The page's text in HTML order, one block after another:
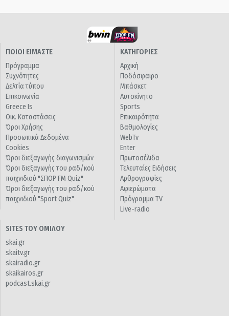
ΠΟΙΟΙ ΕΙΜΑΣΤΕ
Πρόγραμμα
Συχνότητες
Δελτία τύπου
Επικοινωνία
Greece Is
Οικ. Καταστάσεις
Όροι Χρήσης
Προσωπικά Δεδομένα
Cookies
Όροι διεξαγωγής διαγωνισμών
Όροι διεξαγωγής του ραδ/κού
παιχνιδιού "ΣΠΟΡ FM Quiz"
Όροι διεξαγωγής του ραδ/κού
παιχνιδιού "Sport Quiz"
ΚΑΤΗΓΟΡΙΕΣ
Αρχική
Ποδόσφαιρο
Μπάσκετ
Αυτοκίνητο
Sports
Επικαιρότητα
Βαθμολογίες
WebTv
Enter
Πρωτοσέλιδα
Τελευταίες Ειδήσεις
Αρθρογραφίες
Αφιερώματα
Πρόγραμμα TV
Live-radio
SITES ΤΟΥ ΟΜΙΛΟΥ
skai.gr
skaitv.gr
skairadio.gr
skaikairos.gr
podcast.skai.gr